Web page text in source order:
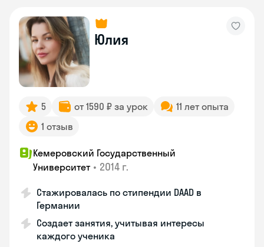
Юлия
5 от 1590 ₽ за урок
11 лет опыта
1 отзыв
Кемеровский Государственный
Университет • 2014 г.
Стажировалась по стипендии DAAD в
Германии
Создает занятия, учитывая интересы
каждого ученика